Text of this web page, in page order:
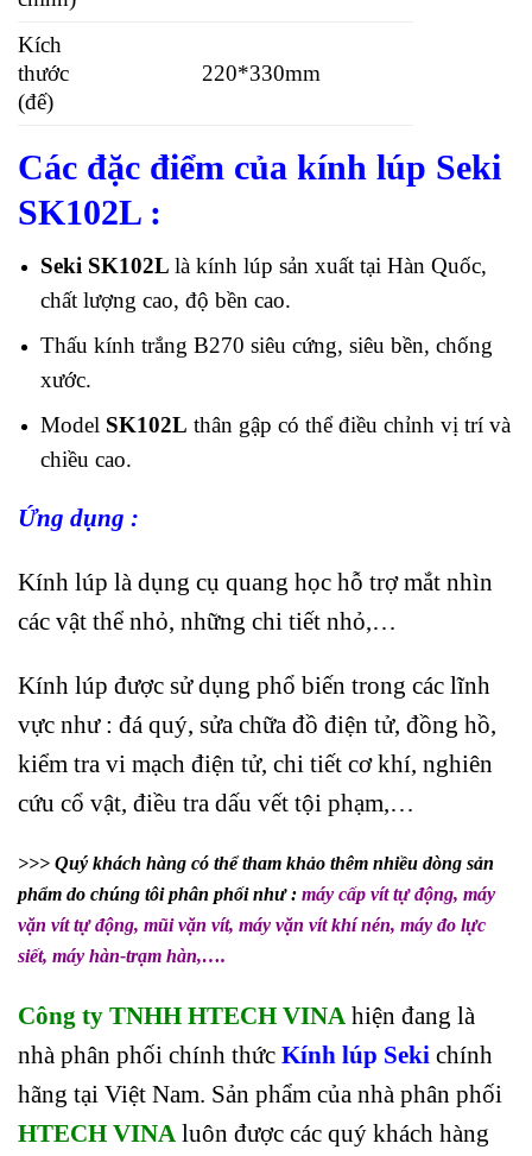
Kích
thước
(đế)
220*330mm
Các đặc điểm của kính lúp Seki
SK102L :
Seki SK102L là kính lúp sản xuất tại Hàn Quốc,
chất lượng cao, độ bền cao.
Thấu kính trắng B270 siêu cứng, siêu bền, chống
xước.
Model SK102L thân gập có thể điều chỉnh vị trí và
chiều cao.
Ứng dụng :
Kính lúp là dụng cụ quang học hỗ trợ mắt nhìn
các vật thể nhỏ, những chi tiết nhỏ,…
Kính lúp được sử dụng phổ biến trong các lĩnh
vực như : đá quý, sửa chữa đồ điện tử, đồng hồ,
kiểm tra vi mạch điện tử, chi tiết cơ khí, nghiên
cứu cổ vật, điều tra dấu vết tội phạm,…
>>> Quý khách hàng có thể tham khảo thêm nhiều dòng sản
phẩm do chúng tôi phân phối như : máy cấp vít tự động, máy
vặn vít tự động, mũi vặn vít, máy vặn vít khí nén, máy đo lực
siết, máy hàn-trạm hàn,….
Công ty TNHH HTECH VINA hiện đang là
nhà phân phối chính thức Kính lúp Seki chính
hãng tại Việt Nam. Sản phẩm của nhà phân phối
HTECH VINA luôn được các quý khách hàng